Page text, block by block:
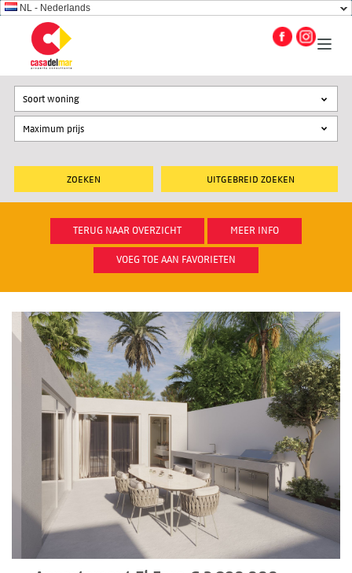
NL - Nederlands
UITGEBREID ZOEKEN
Soort woning
TERUG NAAR OVERZICHT MEER INFO
VOEG TOE AAN FAVORIETEN